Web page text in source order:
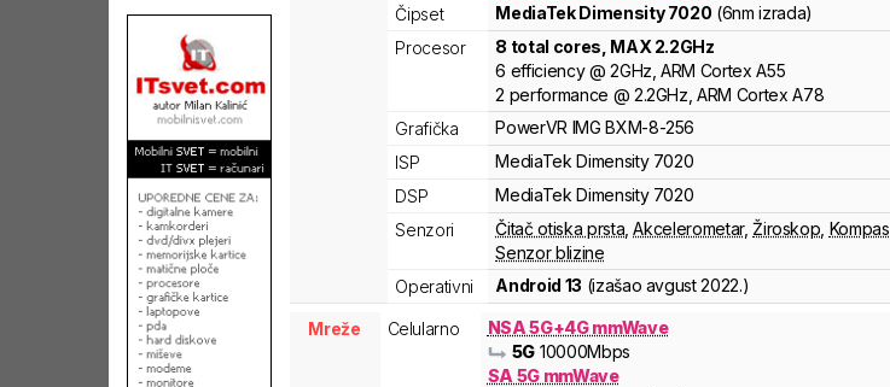
Čipset
MediaTekDimensity 7020 (6nm izrada)
Procesor
8 total cores , MAX 2.2GHz
6 efficiency @ 2GHz,ARM Cortex A55
2 performance @ 2.2GHz,ARM Cortex A78
Grafička
PowerVR IMG BXM-8-256
ISP
MediaTek Dimensity 7020
DSP
MediaTek Dimensity 7020
Senzori
Čitač otiska prsta ,Akcelerometar,Žiroskop Kompas
Senzor blizine
Operativni
Android 13 (izašao avgust 2022.)
Mreže Celularno
NSA 5G+4G mmWave
5G 10000Mbps
SA 5G mmWave